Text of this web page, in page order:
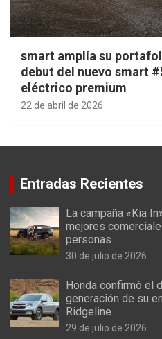
smart amplía su
debut del nuevo smart
eléctrico premium
22 de abril de 2026
Entradas Recientes
La campaña «Kia
mejores
personas
30 de julio de 2026
Honda confirmó el
generación de su
Ridgeline
29 de julio de 2026